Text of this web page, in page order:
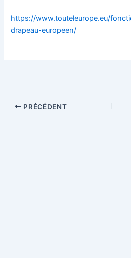
https://www.touteleurope.eu/
drapeau-europeen/
PRÉCÉDENT